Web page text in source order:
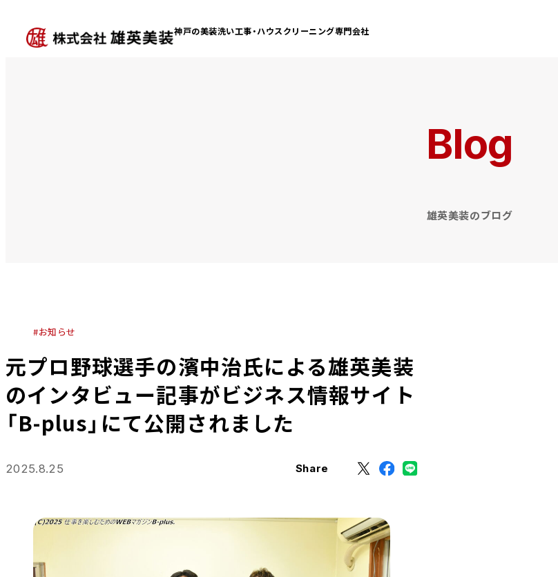
神戸の美装洗い工事・ハウスクリーニング専門会社
Blog
雄英美装のブログ
お知らせ
元プロ野球選手の濱中治氏による雄英美装
のインタビュー記事がビジネス情報サイト
「B-plus」にて公開されました
2025.8.25 Share